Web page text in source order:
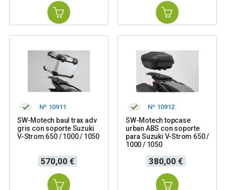
Nº 10911
SW-Motech baul trax adv
gris con soporte Suzuki
V-Strom 650 / 1000 / 1050
Precio
570,00 €
Nº 10912
SW-Motech topcase
urban ABS con soporte
para Suzuki V-Strom 650 /
1000 / 1050
Precio
380,00 €